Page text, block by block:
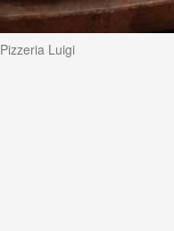
Pizzeria Luigi